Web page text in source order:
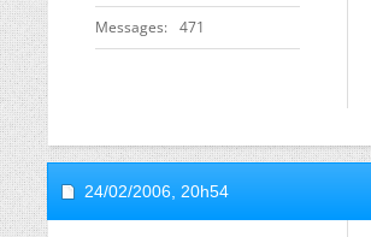
Messages 471
24/02/2006, 20h54